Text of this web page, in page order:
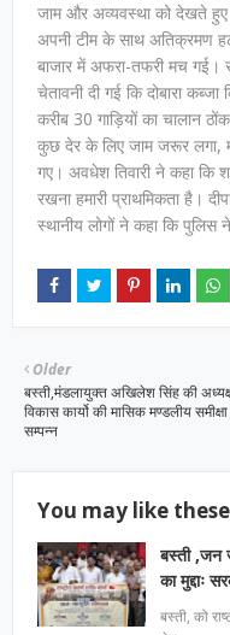
जाम और अव्यवस्था को देखते हुए
अपनी टीम के साथ अतिक्रमण
बाजार में अफरा-तफरी मच गई।
चेतावनी दी गई कि दोबारा कब्जा
करीब 30 गाड़ियों का चालान
कुछ देर के लिए जाम जरूर लगा,
गए। अवधेश तिवारी ने कहा
रखना हमारी प्राथमिकता है।
स्थानीय लोगों ने कहा कि पुलिस
Older
बस्ती,मंडलायुक्त अखिलेश सिंह की
विकास कार्यो की मासिक मण्डलीय
सम्पन्न
You may like
बस्ती ,जन
का मुद्दाः
बस्ती, को